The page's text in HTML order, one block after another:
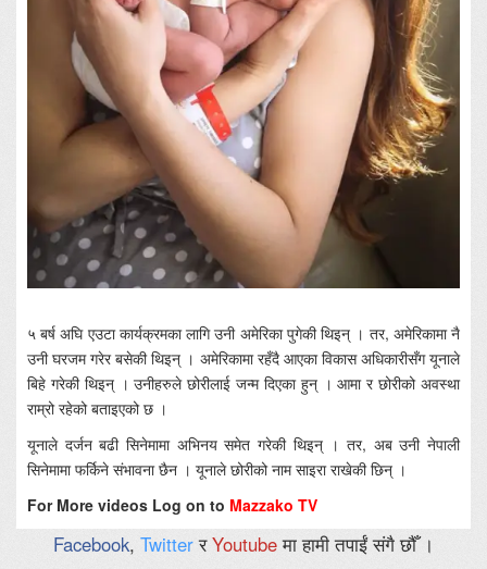
५ बर्ष अघि एउटा कार्यक्रमका लागि उनी अमेरिका पुगेकी थिइन् । तर, अमेरिकामा नै
उनी घरजम गरेर बसेकी थिइन् । अमेरिकामा रहँदै आएका विकास अधिकारीसँग यूनाले
बिहे गरेकी थिइन् । उनीहरुले छोरीलाई जन्म दिएका हुन् । आमा र छोरीको अवस्था
राम्रो रहेको बताइएको छ ।
यूनाले दर्जन बढी सिनेमामा अभिनय समेत गरेकी थिइन् । तर, अब उनी नेपाली
सिनेमामा फर्किने संभावना छैन । यूनाले छोरीको नाम साइरा राखेकी छिन् ।
For More videos Log on to Mazzako TV
Facebook, TwitterरYoutubeमा हामी तपाईं संगै छौँ ।